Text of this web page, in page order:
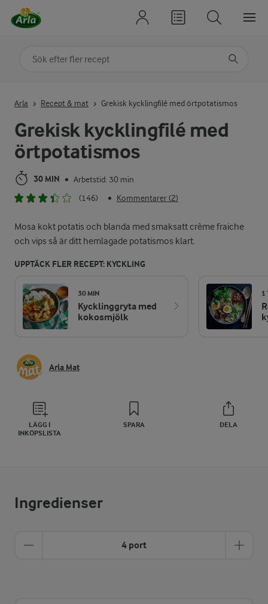
Grekisk kycklingfilé med
örtpotatismos
30 MIN • Arbetstid: 30 min
(146)
• Kommentarer (2)
Mosa kokt potatis och blanda med smaksatt crème fraiche
och vips så är ditt hemlagade potatismos klart.
UPPTÄCK FLER RECEPT: KYCKLING
30 MIN
Kycklinggryta med
kokosmjölk
1
Arla Mat
LÄGG I
INKÖPSLISTA
SPARA DELA
Arla Recept & mat Grekisk kycklingfilé med örtpotatismos
Ingredienser
4 port
Sök på kategori eller ingrediens